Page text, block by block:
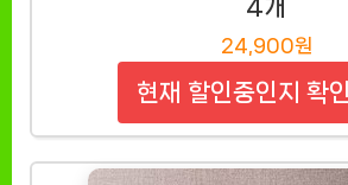
4개
24,900원
현재 할인중인지 확